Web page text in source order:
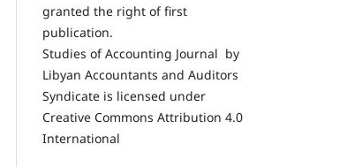
granted the right of first
publication.
Studies of Accounting Journal by
Libyan Accountants and Auditors
Syndicate is licensed under
Creative Commons Attribution 4.0
International